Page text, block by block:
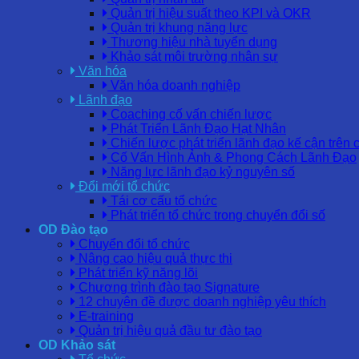
Quản trị hiệu suất theo KPI và OKR
Quản trị khung năng lực
Thương hiệu nhà tuyển dụng
Khảo sát môi trường nhân sự
Văn hóa
Văn hóa doanh nghiệp
Lãnh đạo
Coaching cố vấn chiến lược
Phát Triển Lãnh Đạo Hạt Nhân
Chiến lược phát triển lãnh đạo kế cận trên
Cố Vấn Hình Ảnh & Phong Cách Lãnh Đạo
Năng lực lãnh đạo kỷ nguyên số
Đổi mới tổ chức
Tái cơ cấu tổ chức
Phát triển tổ chức trong chuyển đổi số
OD Đào tạo
Chuyển đổi tổ chức
Nâng cao hiệu quả thực thi
Phát triển kỹ năng lõi
Chương trình đào tạo Signature
12 chuyên đề được doanh nghiệp yêu thích
E-training
Quản trị hiệu quả đầu tư đào tạo
OD Khảo sát